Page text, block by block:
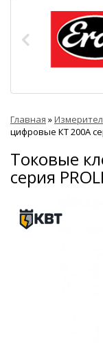
Главная »
цифровые КТ 200А
Токовые
серия